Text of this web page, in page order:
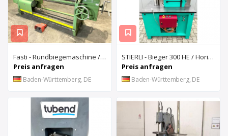
Fasti - Rundbiegemaschine / Typ 2040x2mm
Preis anfragen
Baden-Württemberg, DE
STIERLI - Bieger 300 HE / Horizontalbiegemaschine
Preis anfragen
Baden-Württemberg, DE